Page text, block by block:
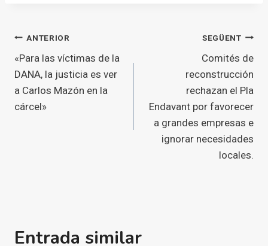
Navegació
d'entrades
ANTERIOR
«Para las víctimas de la
DANA, la justicia es ver
a Carlos Mazón en la
cárcel»
SEGÜENT
Comités de
reconstrucción
rechazan el Pla
Endavant por favorecer
a grandes empresas e
ignorar necesidades
locales.
Entrada similar